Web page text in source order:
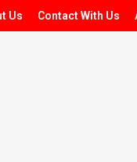
Us Contact With Us